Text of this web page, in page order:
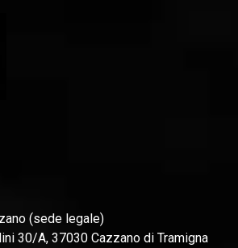
(sede legale)
30/A, 37030 Cazzano di Tramigna